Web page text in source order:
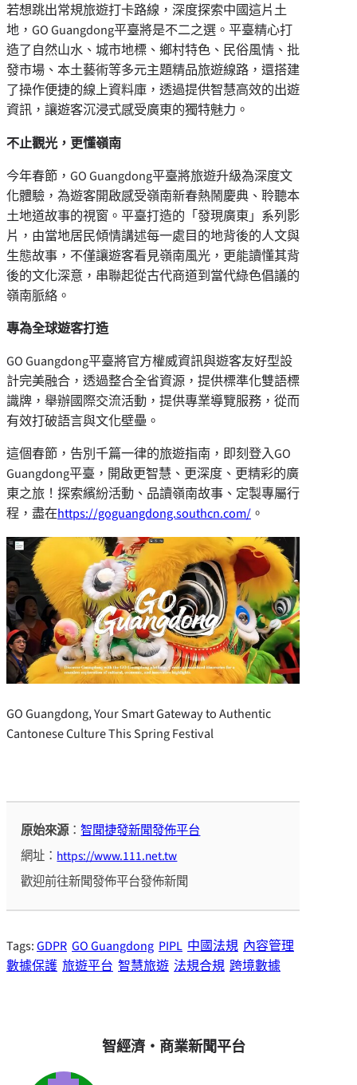
若想跳出常規旅遊打卡路線，深度探索中國這片土
地，GO Guangdong平臺將是不二之選。平臺精心打
造了自然山水、城市地標、鄉村特色、民俗風情、批
發市場、本土藝術等多元主題精品旅遊線路，還搭建
了操作便捷的線上資料庫，透過提供智慧高效的出遊
資訊，讓遊客沉浸式感受廣東的獨特魅力。
不止觀光，更懂嶺南
今年春節，GO Guangdong平臺將旅遊升級為深度文
化體驗，為遊客開啟感受嶺南新春熱鬧慶典、聆聽本
土地道故事的視窗。平臺打造的「發現廣東」系列影
片，由當地居民傾情講述每一處目的地背後的人文與
生態故事，不僅讓遊客看見嶺南風光，更能讀懂其背
後的文化深意，串聯起從古代商道到當代綠色倡議的
嶺南脈絡。
專為全球遊客打造
GO Guangdong平臺將官方權威資訊與遊客友好型設
計完美融合，透過整合全省資源，提供標準化雙語標
識牌，舉辦國際交流活動，提供專業導覽服務，從而
有效打破語言與文化壁壘。
這個春節，告別千篇一律的旅遊指南，即刻登入GO
Guangdong平臺，開啟更智慧、更深度、更精彩的廣
東之旅！探索繽紛活動、品讀嶺南故事、定製專屬行
程，盡在https://goguangdong.southcn.com/ 。
GO Guangdong, Your Smart Gateway to Authentic
Cantonese Culture This Spring Festival
原始來源：智聞捷發新聞發佈平台
網址： https://www.111.net.tw
歡迎前往新聞發佈平台發佈新聞
Tags:GDPR GO Guangdong PIPL 中國法規 內容管理
數據保護 旅遊平台 智慧旅遊 法規合規 跨境數據
智經濟・商業新聞平台